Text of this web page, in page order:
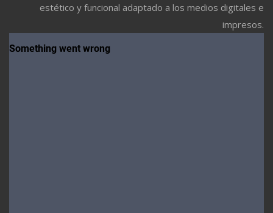
estético y funcional adaptado a los medios digitales e
impresos.